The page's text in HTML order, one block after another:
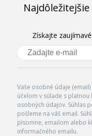
Získajte
Vaše osobné údaje
účelom v súlade s
osobných údajov. Súhlas
pošleme na váš email.
písomne, emailom alebo
informačného emailu.